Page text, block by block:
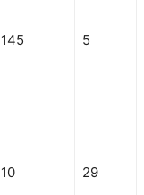
145 5
10 29